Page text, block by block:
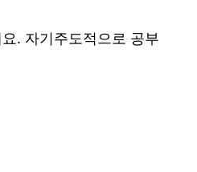
. 자기주도적으로 공부